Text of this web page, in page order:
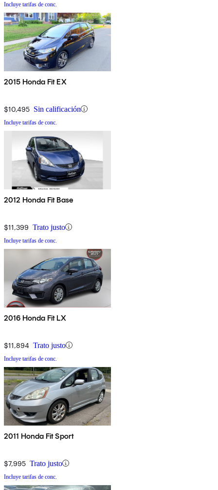
Incluye tarifas de conc.
2015 Honda Fit EX
$10,495 Sin calificación
Incluye tarifas de conc.
2012 Honda Fit Base
$11,399 Trato justo
Incluye tarifas de conc.
2016 Honda Fit LX
$11,894 Trato justo
Incluye tarifas de conc.
2011 Honda Fit Sport
$7,995 Trato justo
Incluye tarifas de conc.